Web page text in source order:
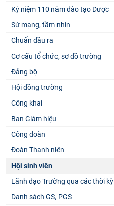
Kỷ niệm 110 năm đào tạo Dược
Sứ mạng, tầm nhìn
Chuẩn đầu ra
Cơ cấu tổ chức, sơ đồ trường
Đảng bộ
Hội đồng trường
Công khai
Ban Giám hiệu
Công đoàn
Đoàn Thanh niên
Hội sinh viên
Lãnh đạo Trường qua các thời kỳ
Danh sách GS, PGS